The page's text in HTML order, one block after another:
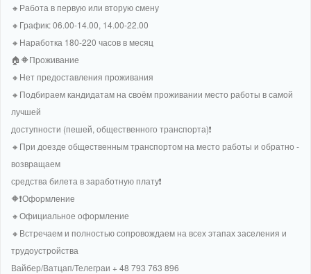
🔸Работа в первую или вторую смену
🔸График: 06.00-14.00, 14.00-22.00
🔸Наработка 180-220 часов в месяц
🏠🔶Проживание
🔸Нет предоставления проживания
🔸Подбираем кандидатам на своём проживании место работы в самой
лучшей
доступности (пешей, общественного транспорта)❗
🔸При доезде общественным транспортом на место работы и обратно -
возвращаем
средства билета в заработную плату❗
🔶❗Оформление
🔸Официальное оформление
🔸Встречаем и полностью сопровождаем на всех этапах заселения и
трудоустройства
Вайбер/Ватцап/Телеграи + 48 793 763 896